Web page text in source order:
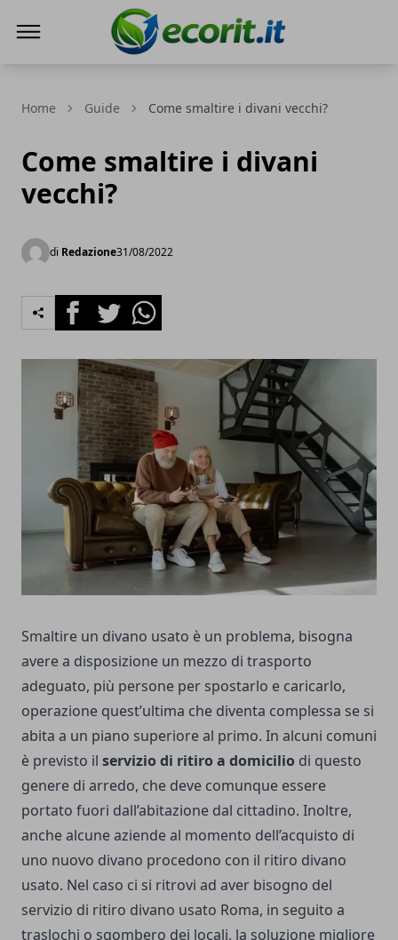
Home Guide Come smaltire i divani vecchi?
Come smaltire i divani
vecchi?
di Redazione31/08/2022
FacebookTwitterWhatsapp
Smaltire un divano usato è un problema, bisogna
avere a disposizione un mezzo di trasporto
adeguato, più persone per spostarlo e caricarlo,
operazione quest’ultima che diventa complessa se si
abita a un piano superiore al primo. In alcuni comuni
è previsto il servizio di ritiro a domicilio di questo
genere di arredo, che deve comunque essere
portato fuori dall’abitazione dal cittadino. Inoltre,
anche alcune aziende al momento dell’acquisto di
uno nuovo divano procedono con il ritiro divano
usato. Nel caso ci si ritrovi ad aver bisogno del
servizio di ritiro divano usato Roma, in seguito a
traslochi o sgombero dei locali, la soluzione migliore